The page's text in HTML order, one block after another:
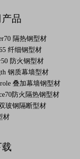
品
隔热钢型材
纤细钢型材
防火钢型材
钢质幕墙型材
叠加幕墙钢型材
防火隔热钢型材
玻钢隔断型材
材